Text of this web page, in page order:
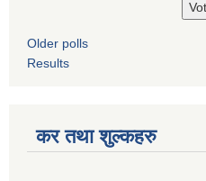
Older polls
Results
कर तथा शुल्कहरु